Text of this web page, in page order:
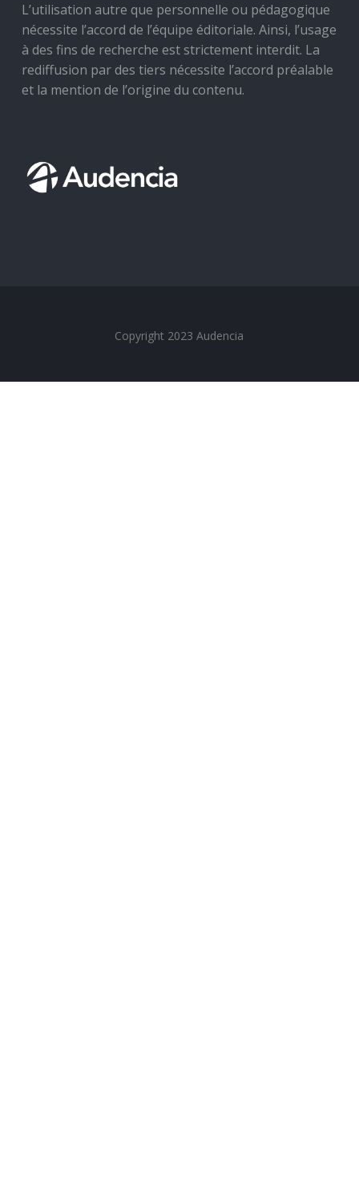
L’utilisation autre que personnelle ou pédagogique
nécessite l’accord de l’équipe éditoriale. Ainsi, l’usage
à des fins de recherche est strictement interdit. La
rediffusion par des tiers nécessite l’accord préalable
et la mention de l’origine du contenu.
Copyright 2023 Audencia